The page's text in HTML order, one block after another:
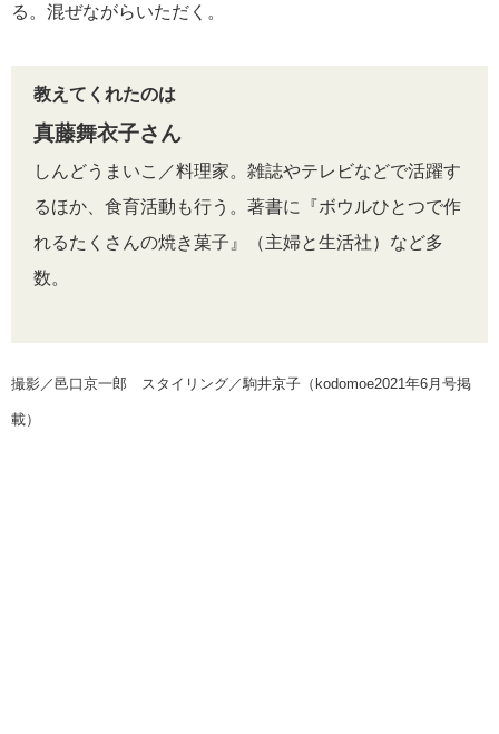
る。混ぜながらいただく。
教えてくれたのは
真藤舞衣子さん
しんどうまいこ／料理家。雑誌やテレビなどで活躍す
るほか、食育活動も行う。著書に『ボウルひとつで作
れるたくさんの焼き菓子』（主婦と生活社）など多
数。
撮影／邑口京一郎 スタイリング／駒井京子（kodomoe2021年6月号掲
載）